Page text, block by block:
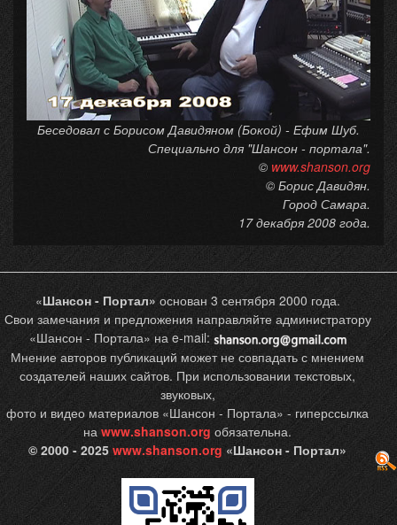
Беседовал с Борисом Давидяном (Бокой) - Ефим Шуб.
Специально для "Шансон - портала".
© www.shanson.org
© Борис Давидян.
Город Самара.
17 декабря 2008 года.
«Шансон - Портал» основан 3 сентября 2000 года.
Свои замечания и предложения направляйте администратору
«Шансон - Портала» на e-mail:
Мнение авторов публикаций может не совпадать с мнением
создателей наших сайтов. При использовании текстовых,
звуковых,
фото и видео материалов «Шансон - Портала» - гиперссылка
на www.shanson.org обязательна.
© 2000 - 2025 www.shanson.org «Шансон - Портал»